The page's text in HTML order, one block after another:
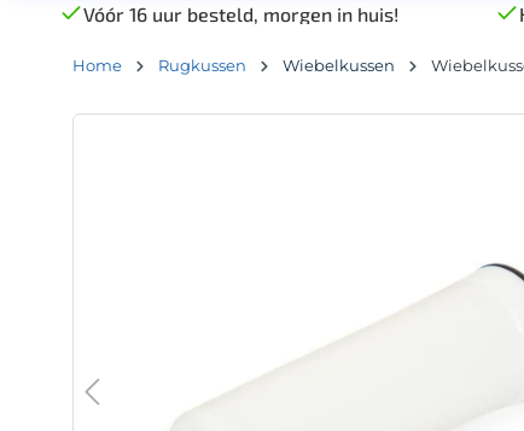
Vóór 16 uur besteld, morgen in huis!
Home Rugkussen Wiebelkussen